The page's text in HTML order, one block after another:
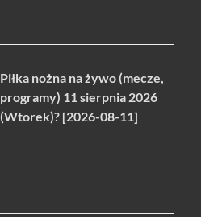
Piłka nożna na żywo (mecze,
programy) 11 sierpnia 2026
(Wtorek)? [2026-08-11]